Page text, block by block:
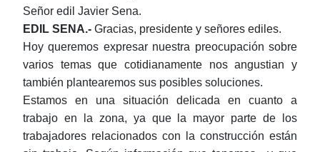
Señor edil Javier Sena.
EDIL SENA.- Gracias, presidente y señores ediles.
Hoy queremos expresar nuestra preocupación sobre
varios temas que cotidianamente nos angustian y
también plantearemos sus posibles soluciones.
Estamos en una situación delicada en cuanto a
trabajo en la zona, ya que la mayor parte de los
trabajadores relacionados con la construcción están